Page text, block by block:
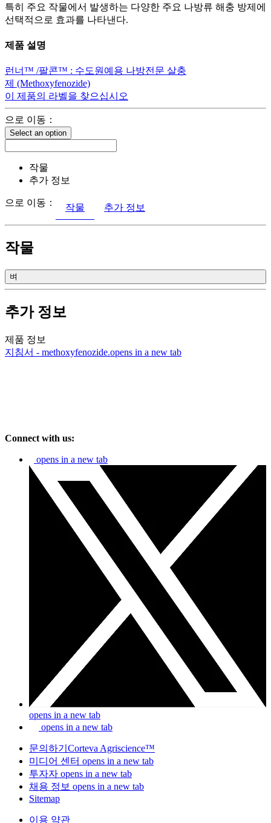
특히 주요 작물에서 발생하는 다양한 주요 나방류 해충 방제에
선택적으로 효과를 나타낸다.
제품 설명
런너™ /팔콘™ : 수도원예용 나방전문 살충
제 (Methoxyfenozide)
이 제품의 라벨을 찾으십시오
으로 이동：
Select an option
작물
추가 정보
으로 이동： 작물 추가 정보
작물
벼
추가 정보
제품 정보
지침서 - methoxyfenozide.opens in a new tab
Connect with us:
opens in a new tab
opens in a new tab
opens in a new tab
문의하기Corteva Agriscience™
미디어 센터 opens in a new tab
투자자 opens in a new tab
채용 정보 opens in a new tab
Sitemap
이용 약관